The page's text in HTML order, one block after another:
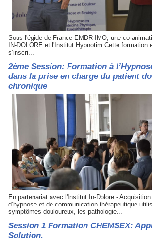
Sous l'égide de France EMDR-IMO, une co-
IN-DOLORE et l'Institut Hypnotim Cette formation
s’inscri...
2ème Session: Formation à
dans la prise en charge du patient
chronique
En partenariat avec l'Institut In-Dolore -
d’hypnose et de communication thérapeutique
symptômes douloureux, les pathologie...
Session 1 Formation CHEMSEX:
Solution.